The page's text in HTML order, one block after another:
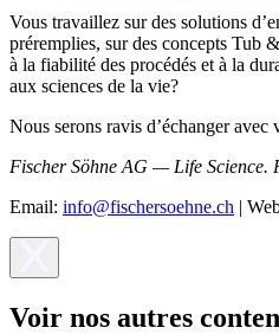
Vous travaillez sur des solutions
préremplies, sur des concepts Tub
à la fiabilité des procédés et à la
aux sciences de la vie?
Nous serons ravis d’échanger avec
Fischer Söhne AG — Life Science.
Email: info@fischersoehne.ch |
Voir nos autres